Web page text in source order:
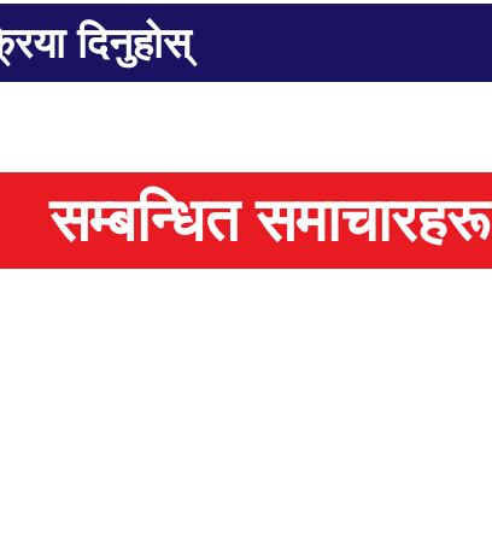
दिनुहोस्
सम्बन्धित समाचारहरू